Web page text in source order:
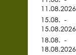
11.08.2026
15.08. -
15.08.2026
18.08. -
18.08.2026